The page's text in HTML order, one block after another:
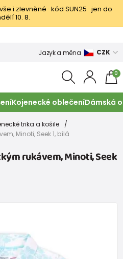
i zlevněné · kód SUN25 · jen do
10. 8.
Jazyk a měna CZK
0
Kojenecké oblečeníDámská
trika a košile
Minoti, Seek 1, bílá
rukávem, Minoti, Seek